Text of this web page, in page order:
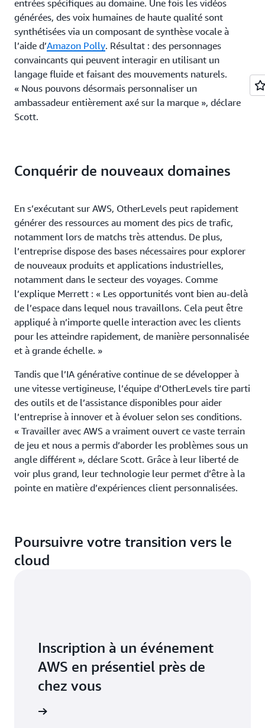
entrées spécifiques au domaine. Une fois les vidéos
générées, des voix humaines de haute qualité sont
synthétisées via un composant de synthèse vocale à
l’aide d’Amazon Polly. Résultat : des personnages
convaincants qui peuvent interagir en utilisant un
langage fluide et faisant des mouvements naturels.
« Nous pouvons désormais personnaliser un
ambassadeur entièrement axé sur la marque », déclare
Scott.
Conquérir de nouveaux domaines
En s’exécutant sur AWS, OtherLevels peut rapidement
générer des ressources au moment des pics de trafic,
notamment lors de matchs très attendus. De plus,
l’entreprise dispose des bases nécessaires pour explorer
de nouveaux produits et applications industrielles,
notamment dans le secteur des voyages. Comme
l’explique Merrett : « Les opportunités vont bien au-delà
de l’espace dans lequel nous travaillons. Cela peut être
appliqué à n’importe quelle interaction avec les clients
pour les atteindre rapidement, de manière personnalisée
et à grande échelle. »
Tandis que l’IA générative continue de se développer à
une vitesse vertigineuse, l’équipe d’OtherLevels tire parti
des outils et de l’assistance disponibles pour aider
l’entreprise à innover et à évoluer selon ses conditions.
« Travailler avec AWS a vraiment ouvert ce vaste terrain
de jeu et nous a permis d’aborder les problèmes sous un
angle différent », déclare Scott. Grâce à leur liberté de
voir plus grand, leur technologie leur permet d’être à la
pointe en matière d’expériences client personnalisées.
Poursuivre votre transition vers le
cloud
Inscription à un événement
AWS en présentiel près de
chez vous